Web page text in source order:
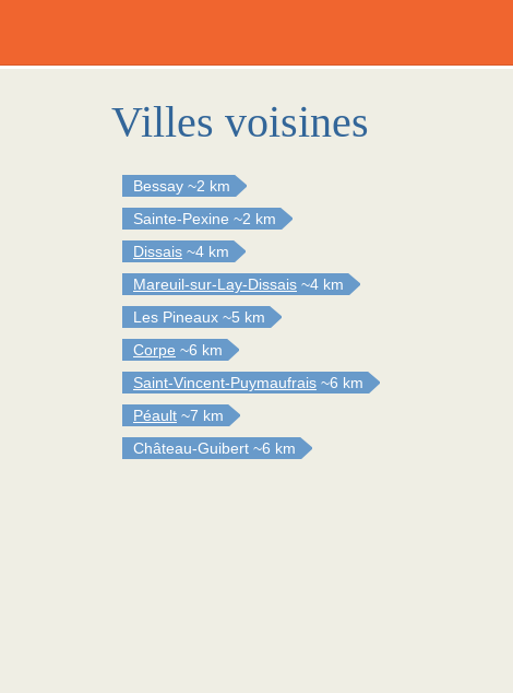
Villes voisines
Bessay ~2 km
Sainte-Pexine ~2 km
Dissais ~4 km
Mareuil-sur-Lay-Dissais ~4 km
Les Pineaux ~5 km
Corpe ~6 km
Saint-Vincent-Puymaufrais ~6 km
Péault ~7 km
Château-Guibert ~6 km